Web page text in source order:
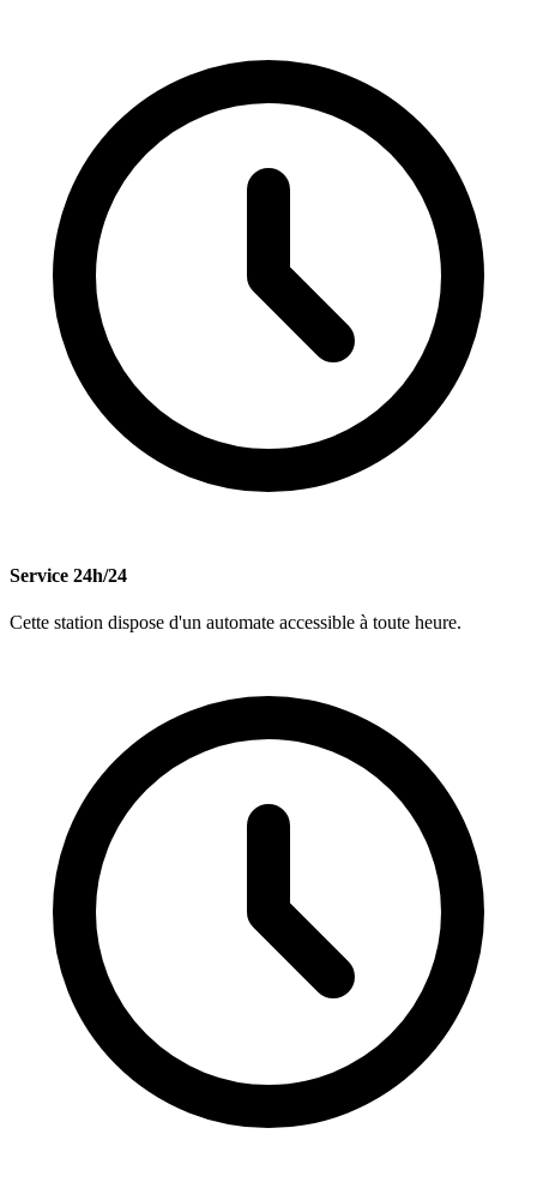
Service 24h/24
Cette station dispose d'un automate accessible à toute heure.